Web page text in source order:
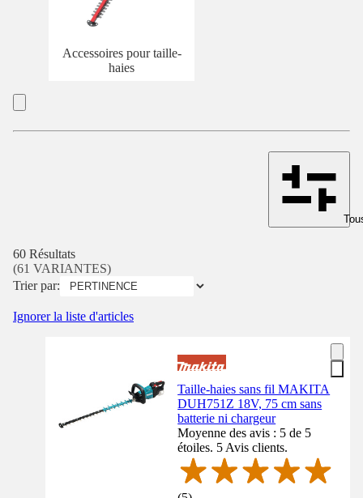
Accessoires pour taille-
haies
60 Résultats
(61 VARIANTES)
Trier par:
Ignorer la liste d'articles
Taille-haies sans fil MAKITA
DUH751Z 18V, 75 cm sans
batterie ni chargeur
Moyenne des avis : 5 de 5
étoiles. 5 Avis clients.